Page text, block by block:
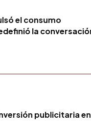
el consumo
la
publicitaria